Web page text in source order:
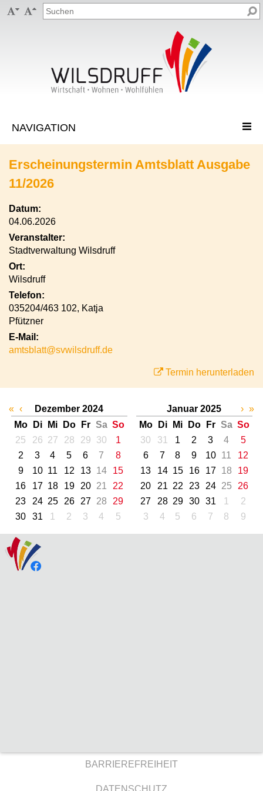
 
Erscheinungstermin Amtsblatt Ausgabe
11/2026
Datum:
04.06.2026
Veranstalter:
Stadtverwaltung Wilsdruff
Ort:
Wilsdruff
Telefon:
035204/463 102, Katja
Pfützner
E-Mail:
amtsblatt@svwilsdruff.de
Termin herunterladen
« ‹
Dezember 2024
Mo
Di Mi Do Fr Sa So
25
26 27 28 29 30
1
2
3 4 5 6 7
8
9
10 11 12 13 14
15
16
17 18 19 20 21
22
23
24 25 26 27 28
29
30
31 1 2 3 4 5
Januar 2025
Mo
Di Mi Do Fr Sa So
30
31 1 2 3 4
5
6
7 8 9 10 11
12
13
14 15 16 17 18
19
20
21 22 23 24 25
26
27
28 29 30 31 1
2
3
4 5 6 7 8 9
› »
BARRIEREFREIHEIT
DATENSCHUTZ